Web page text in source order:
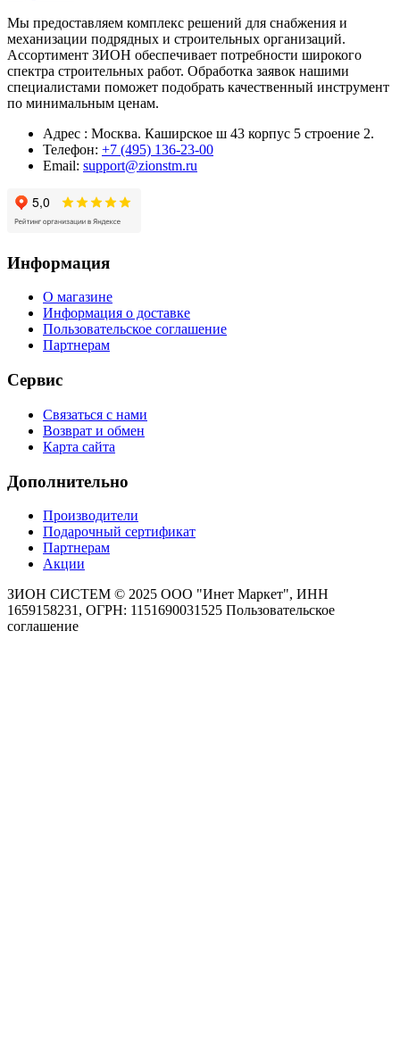
Мы предоставляем комплекс решений для снабжения и
механизации подрядных и строительных организаций.
Ассортимент ЗИОН обеспечивает потребности широкого
спектра строительных работ. Обработка заявок нашими
специалистами поможет подобрать качественный инструмент
по минимальным ценам.
Адрес : Москва. Каширское ш 43 корпус 5 строение 2.
Телефон: +7 (495) 136-23-00
Email: support@zionstm.ru
Информация
О магазине
Информация о доставке
Пользовательское соглашение
Партнерам
Сервис
Связаться с нами
Возврат и обмен
Карта сайта
Дополнительно
Производители
Подарочный сертификат
Партнерам
Акции
ЗИОН СИСТЕМ © 2025 ООО "Инет Маркет", ИНН
1659158231, ОГРН: 1151690031525 Пользовательское
соглашение